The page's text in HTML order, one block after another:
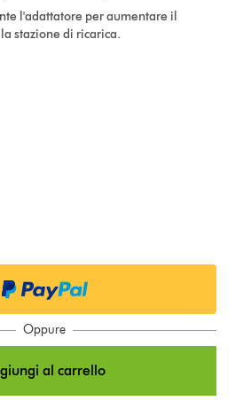
l'adattatore per aumentare il
stazione di ricarica.
Oppure
al carrello